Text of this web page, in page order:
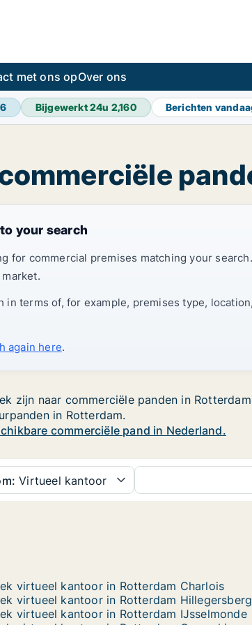
met ons opOver ons
Bijgewerkt 24u 2,160 Berichten
your search
for commercial premises matching your
terms of, for example, premises type,
again here.
zijn naar commerciële panden in
in Rotterdam.
commerciële pand in Nederland.
Virtueel kantoor
virtueel kantoor in Rotterdam Charlois
virtueel kantoor in Rotterdam IJsselmonde